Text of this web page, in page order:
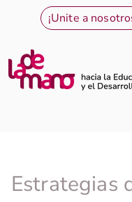
¡Unite a
Estrategias